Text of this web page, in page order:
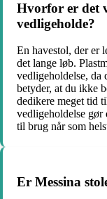
Hvorfor er det
vedligeholde?
En havestol, der er
det lange løb.
vedligeholdelse, da
betyder, at du ikke
dedikere meget tid
vedligeholdelse
til brug når som
Er Messina